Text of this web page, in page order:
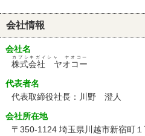
会社情報
会社名
株式会社 ヤオコー
カブシキガイシャ ヤオコー
代表者名
代表取締役社長：川野 澄人
会社所在地
〒350-1124 埼玉県川越市新宿町１